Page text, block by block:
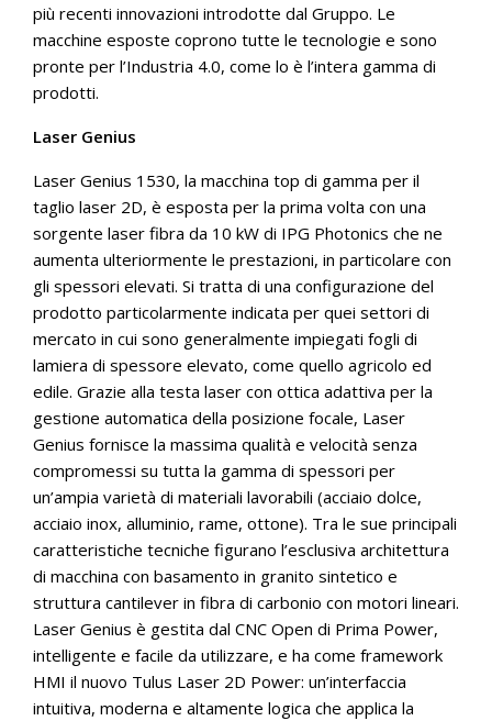
più recenti innovazioni introdotte dal Gruppo. Le
macchine esposte coprono tutte le tecnologie e sono
pronte per l’Industria 4.0, come lo è l’intera gamma di
prodotti.
Laser Genius
Laser Genius 1530, la macchina top di gamma per il
taglio laser 2D, è esposta per la prima volta con una
sorgente laser fibra da 10 kW di IPG Photonics che ne
aumenta ulteriormente le prestazioni, in particolare con
gli spessori elevati. Si tratta di una configurazione del
prodotto particolarmente indicata per quei settori di
mercato in cui sono generalmente impiegati fogli di
lamiera di spessore elevato, come quello agricolo ed
edile. Grazie alla testa laser con ottica adattiva per la
gestione automatica della posizione focale, Laser
Genius fornisce la massima qualità e velocità senza
compromessi su tutta la gamma di spessori per
un’ampia varietà di materiali lavorabili (acciaio dolce,
acciaio inox, alluminio, rame, ottone). Tra le sue principali
caratteristiche tecniche figurano l’esclusiva architettura
di macchina con basamento in granito sintetico e
struttura cantilever in fibra di carbonio con motori lineari.
Laser Genius è gestita dal CNC Open di Prima Power,
intelligente e facile da utilizzare, e ha come framework
HMI il nuovo Tulus Laser 2D Power: un’interfaccia
intuitiva, moderna e altamente logica che applica la